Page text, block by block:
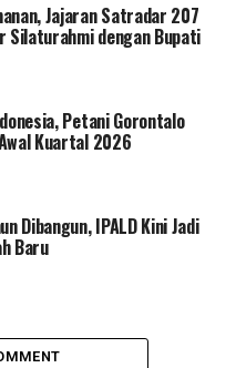
E-Kinerja berbasis
Kabupaten
kinerja pegawai.
merekap kegiatan
kegiatan
tidak sesuai, maka
pelatihan Diklat,
tugas dengan baik
Jajaran Satradar 207
Silaturahmi dengan Bupati
Petani Gorontalo
Kuartal 2026
Dibangun, IPALD Kini Jadi
Baru